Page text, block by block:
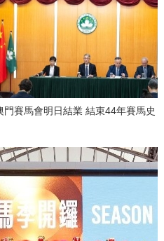
門賽馬會明日結業 結束44年賽馬史